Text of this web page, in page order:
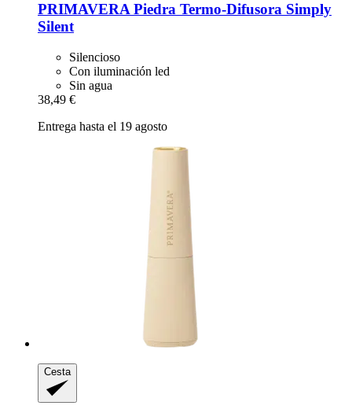
PRIMAVERA Piedra Termo-​Difusora Simply
Silent
Silencioso
Con iluminación led
Sin agua
38,49 €
Entrega hasta el 19 agosto
Cesta